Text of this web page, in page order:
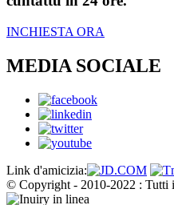
INCHIESTA ORA
MEDIA SOCIALE
Link d'amicizia:
© Copyright - 2010-2022 : Tutti